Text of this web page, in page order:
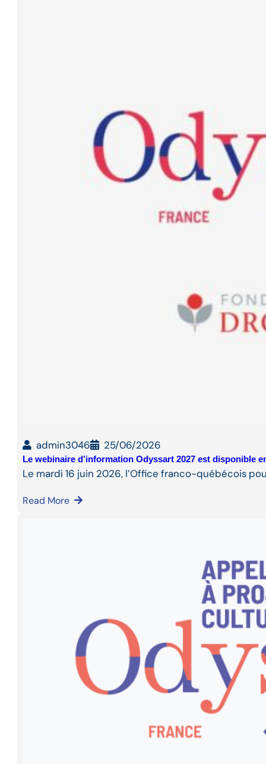
admin3046 25/06/2026
Le webinaire d’information Odyssart 2027 est disponible
Le mardi 16 juin 2026, l’Office franco-québécois
Read More